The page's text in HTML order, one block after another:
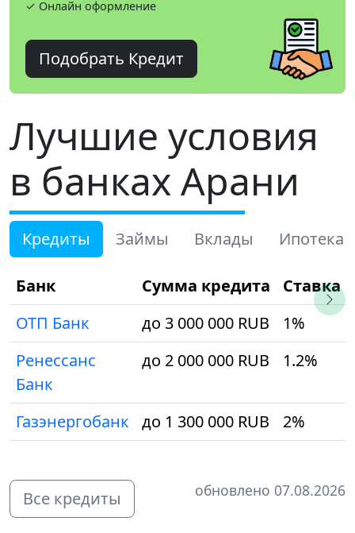
✓ Онлайн оформление
Подобрать Кредит
Лучшие условия
в банках Арани
Кредиты Займы Вклады Ипотека
Банк Сумма кредита
Ставка
ОТП Банк
до 3 000 000 RUB
1%
Ренессанс
Банк
до 2 000 000 RUB 1.2%
Газэнергобанк до 1 300 000 RUB 2%
Все кредиты обновлено 07.08.2026